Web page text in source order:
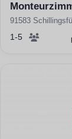
91583
1-5